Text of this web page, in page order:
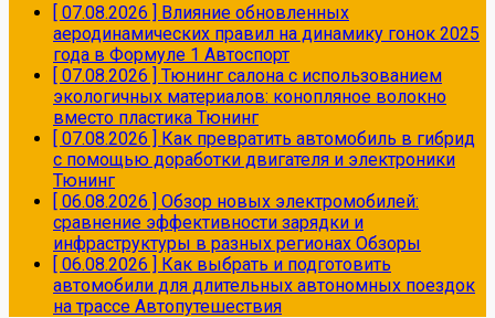
[ 07.08.2026 ] Влияние обновленных
аеродинамических правил на динамику гонок 2025
года в Формуле 1 Автоспорт
[ 07.08.2026 ] Тюнинг салона с использованием
экологичных материалов: конопляное волокно
вместо пластика Тюнинг
[ 07.08.2026 ] Как превратить автомобиль в гибрид
с помощью доработки двигателя и электроники
Тюнинг
[ 06.08.2026 ] Обзор новых электромобилей:
сравнение эффективности зарядки и
инфраструктуры в разных регионах Обзоры
[ 06.08.2026 ] Как выбрать и подготовить
автомобили для длительных автономных поездок
на трассе Автопутешествия